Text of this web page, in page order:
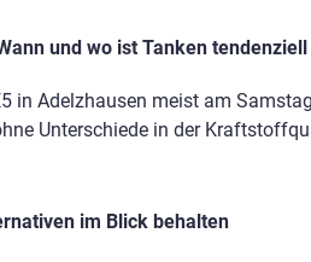
und wo ist Tanken
in Adelzhausen meist am
Unterschiede in der
im Blick behalten